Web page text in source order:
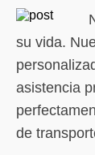
su vida.
asistencia
de